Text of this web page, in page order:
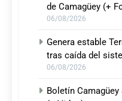
de Camagüey (+
06/08/2026
Genera estable
tras caída del
06/08/2026
Boletín